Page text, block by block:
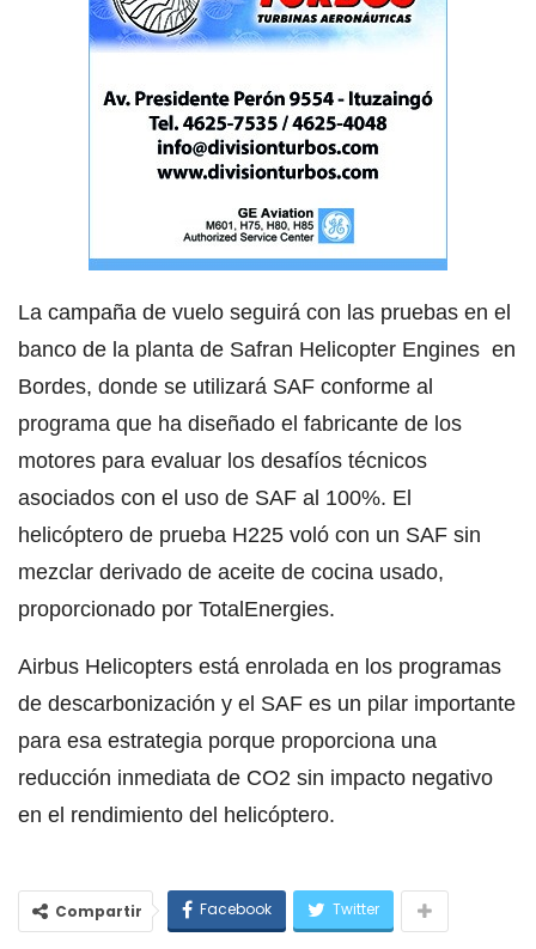
La campaña de vuelo seguirá con las pruebas en el
banco de la planta de Safran Helicopter Engines en
Bordes, donde se utilizará SAF conforme al
programa que ha diseñado el fabricante de los
motores para evaluar los desafíos técnicos
asociados con el uso de SAF al 100%. El
helicóptero de prueba H225 voló con un SAF sin
mezclar derivado de aceite de cocina usado,
proporcionado por TotalEnergies.
Airbus Helicopters está enrolada en los programas
de descarbonización y el SAF es un pilar importante
para esa estrategia porque proporciona una
reducción inmediata de CO2 sin impacto negativo
en el rendimiento del helicóptero.
Compartir Facebook Twitter